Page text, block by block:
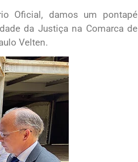
Oficial, damos um pontapé
da Justiça na Comarca de
Velten.